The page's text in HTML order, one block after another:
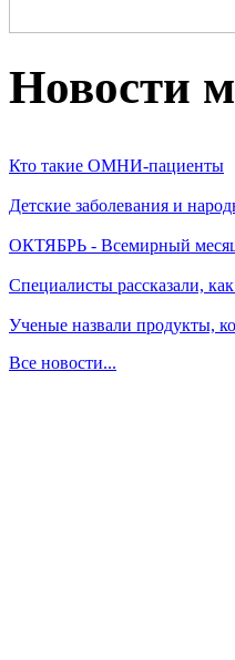
Новости
Кто такие ОМНИ-пациенты
Детские заболевания и
ОКТЯБРЬ - Всемирный
Специалисты рассказали,
Ученые назвали продукты,
Все новости...